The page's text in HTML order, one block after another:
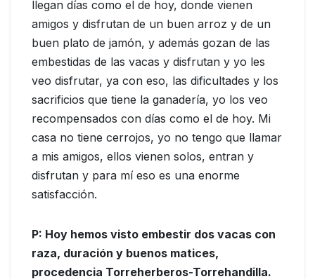
llegan días como el de hoy, donde vienen
amigos y disfrutan de un buen arroz y de un
buen plato de jamón, y además gozan de las
embestidas de las vacas y disfrutan y yo les
veo disfrutar, ya con eso, las dificultades y los
sacrificios que tiene la ganadería, yo los veo
recompensados con días como el de hoy. Mi
casa no tiene cerrojos, yo no tengo que llamar
a mis amigos, ellos vienen solos, entran y
disfrutan y para mí eso es una enorme
satisfacción.
P: Hoy hemos visto embestir dos vacas con
raza, duración y buenos matices,
procedencia Torreherberos-Torrehandilla.